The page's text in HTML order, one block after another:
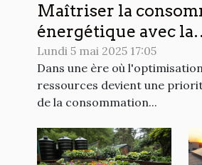
Maîtriser la
énergétique avec la
domotique efficace et
économique
Lundi 5 mai 2025 17:05
Dans une ère où
ressources devient une
de la consommation...